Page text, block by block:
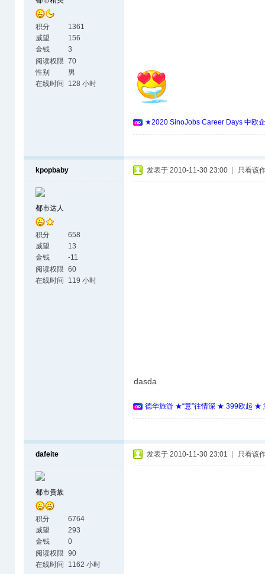
积分
1361
威望
156
金钱
3
阅读权限 70
性别
男
在线时间
128 小时
★2020 SinoJobs Career Days 中欧
kpopbaby
都市达人
积分
658
威望
13
金钱
-11
阅读权限 60
在线时间
119 小时
发表于 2010-11-30 23:00 只看该
dasda
德华旅游 ★“意”往情深 ★ 399欧起 ★
dafeite
都市贵族
积分
6764
威望
293
金钱
0
阅读权限 90
在线时间
1162 小时
发表于 2010-11-30 23:01 只看该